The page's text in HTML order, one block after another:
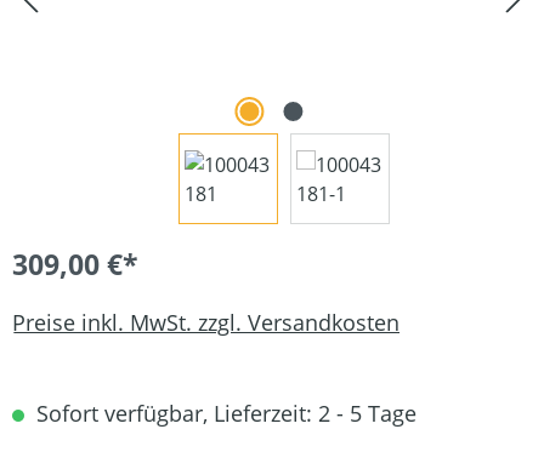
309,00 €*
Preise inkl. MwSt. zzgl. Versandkosten
Sofort verfügbar, Lieferzeit: 2 - 5 Tage